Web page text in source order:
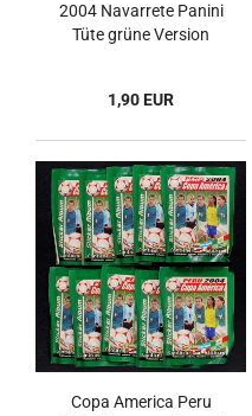
2004 Navarrete Panini
Tüte grüne Version
1,90 EUR
Copa America Peru